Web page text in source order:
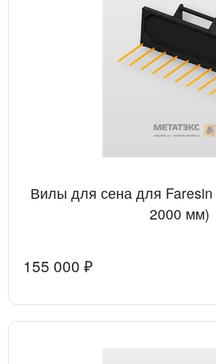
Вилы для сена для
2000 мм)
155 000 ₽